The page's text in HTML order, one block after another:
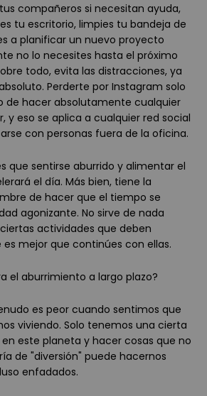
compañeros si necesitan ayuda,
tu escritorio, limpies tu bandeja de
a planificar un nuevo proyecto
no lo necesites hasta el próximo
todo, evita las distracciones, ya
Perderte por Instagram solo
de hacer absolutamente cualquier
y eso se aplica a cualquier red social
con personas fuera de la oficina.
que sentirse aburrido y alimentar el
el día. Más bien, tiene la
de hacer que el tiempo se
agonizante. No sirve de nada
actividades que deben
es mejor que continúes con ellas.
el aburrimiento a largo plazo?
es peor cuando sentimos que
viviendo. Solo tenemos una cierta
este planeta y hacer cosas que no
de "diversión" puede hacernos
enfadados.